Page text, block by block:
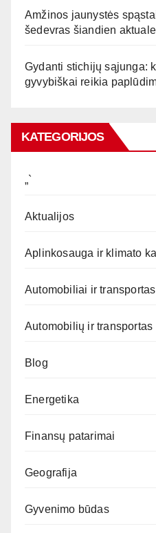
Amžinos jaunystės
šedevras šiandien
Gydanti stichijų sąjunga:
gyvybiškai reikia
KATEGORIJOS
„`
Aktualijos
Aplinkosauga ir klimato
Automobiliai ir transportas
Automobilių ir transportas
Blog
Energetika
Finansų patarimai
Geografija
Gyvenimo būdas